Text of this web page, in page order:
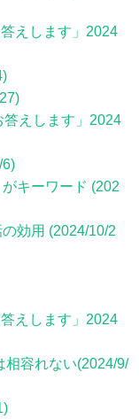
えします」2024
えします」2024
キーワード (202
効用 (2024/10/2
えします」2024
相容れない(2024/9/